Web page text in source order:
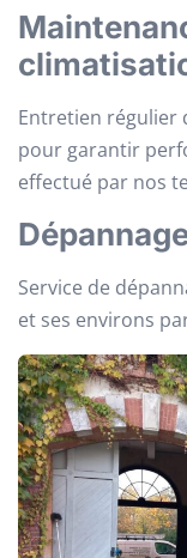
Entretien régulier
pour garantir
effectué par nos
Service de
et ses environs